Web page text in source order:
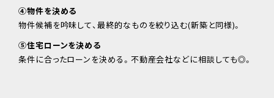
④物件を決める
物件候補を吟味して、最終的なものを絞り込む(新築と同様)。
⑤住宅ローンを決める
条件に合ったローンを決める。不動産会社などに相談しても◎。